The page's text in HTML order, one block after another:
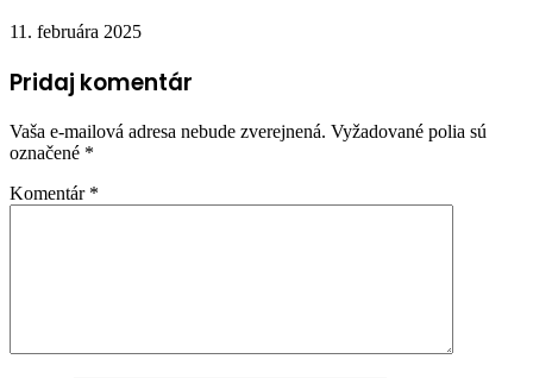
11. februára 2025
Pridaj komentár
Vaša e-mailová adresa nebude zverejnená. Vyžadované polia sú
označené *
Komentár *